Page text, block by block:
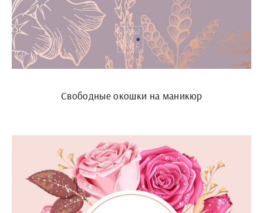
Свободные окошки на маникюр